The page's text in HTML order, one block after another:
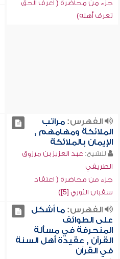
جزء من محاضرة ( اعرف الحق
تعرف أهله)
الفهرس:مراتب
الملائكة ومهامهم ,
الإيمان بالملائكة
للشيخ: عبد العزيز بن مرزوق
الطريفي
جزء من محاضرة ( اعتقاد
سفيان الثوري [5])
الفهرس:ما أشكل
على الطوائف
المنحرفة في مسألة
القرآن , عقيدة أهل السنة
في القرآن